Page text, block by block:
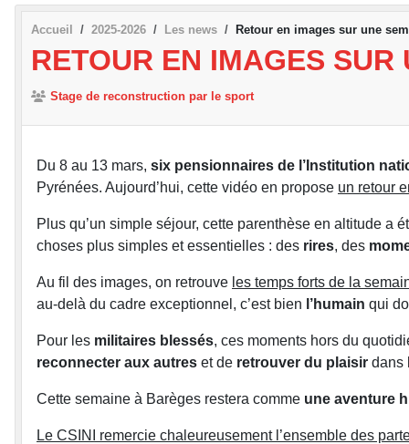
Accueil 2025-2026 Les news Retour en images sur une
RETOUR EN IMAGES
Stage de reconstruction par le sport
Du 8 au 13 mars, six pensionnaires de l’Institution
Pyrénées. Aujourd’hui, cette vidéo en propose un retour
Plus qu’un simple séjour, cette parenthèse en altitude a
choses plus simples et essentielles : des rires, des
Au fil des images, on retrouve les temps forts de la
au-delà du cadre exceptionnel, c’est bien l’humain qui
Pour les militaires blessés, ces moments hors du
reconnecter aux autres et de retrouver du plaisir dans
Cette semaine à Barèges restera comme une aventure
Le CSINI remercie chaleureusement l’ensemble des